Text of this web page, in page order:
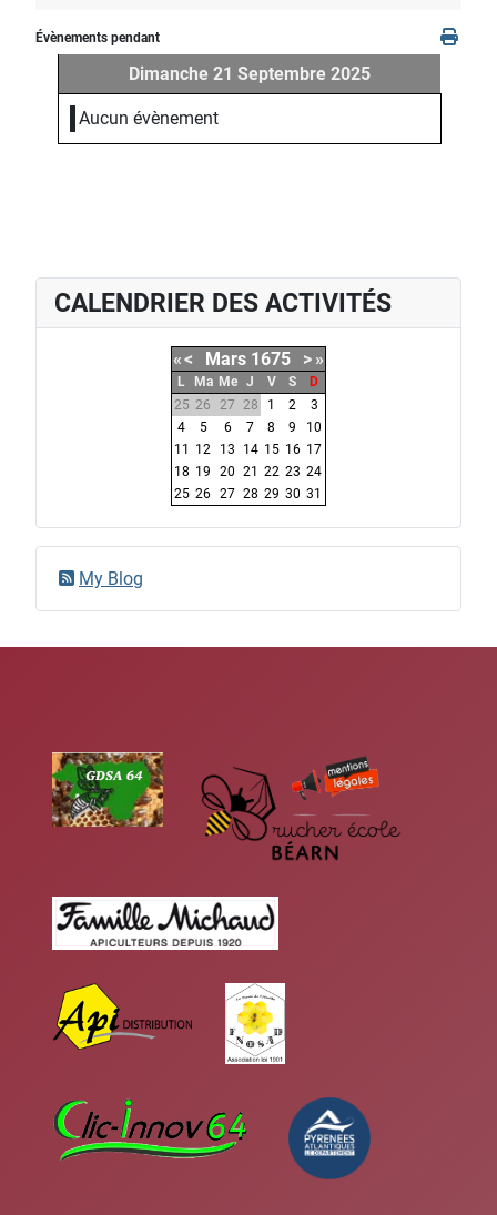
Évènements pendant
Dimanche 21 Septembre 2025
Aucun évènement
CALENDRIER DES ACTIVITÉS
«< Mars 1675 > »
L Ma Me J V S
D
25 26 27 28 1 2
3
4
5 6 7 8 9
10
11
12 13 14 15 16 17
18 19 20 21 22 23 24
25 26 27 28 29 30 31
My Blog